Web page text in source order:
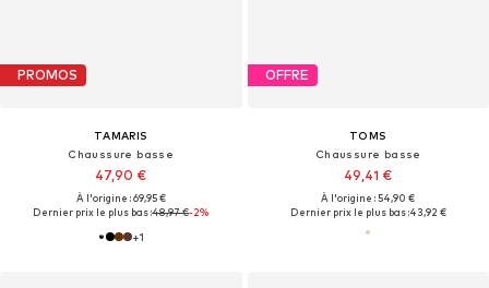
PROMOS
TAMARIS
Chaussure basse
47,90 €
À l'origine : 69,95 €
Dernier prix le plus bas :48,97 €-2%
+1
OFFRE
TOMS
Chaussure basse
49,41 €
À l'origine : 54,90 €
Dernier prix le plus bas :43,92 €